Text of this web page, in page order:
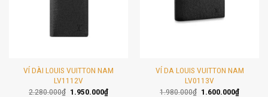
VÍ DÀI LOUIS VUITTON NAM
LV1112V
2.280.000₫ Giá
1.950.000₫Giá
VÍ DA LOUIS VUITTON NAM
LV0113V
1.980.000₫ Giá
1.600.000₫Giá